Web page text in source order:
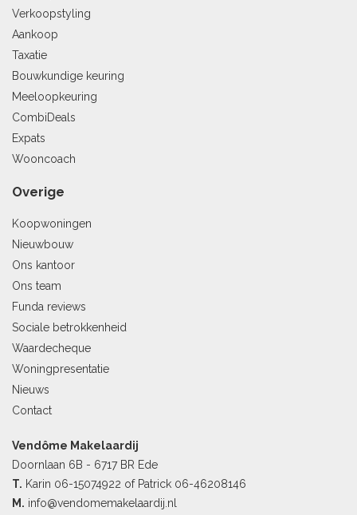
Verkoopstyling
Aankoop
Taxatie
Bouwkundige keuring
Meeloopkeuring
CombiDeals
Expats
Wooncoach
Overige
Koopwoningen
Nieuwbouw
Ons kantoor
Ons team
Funda reviews
Sociale betrokkenheid
Waardecheque
Woningpresentatie
Nieuws
Contact
Vendôme Makelaardij
Doornlaan 6B - 6717 BR Ede
T. Karin 06-15074922 of Patrick 06-46208146
M. info@vendomemakelaardij.nl